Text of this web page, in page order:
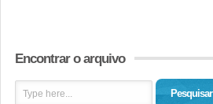
Encontrar o arquivo
Pesquisar